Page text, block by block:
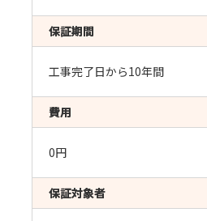
保証期間
工事完了日から10年間
費用
0円
保証対象者